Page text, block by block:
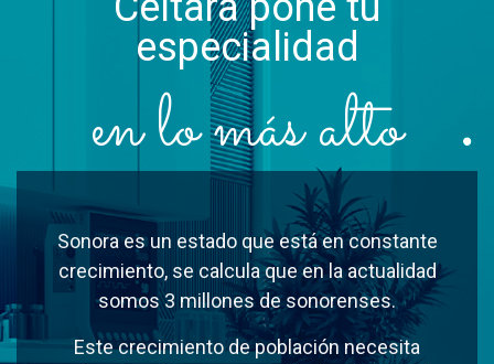
especialidad
en lo más alto
Sonora es un estado que está en constante
crecimiento, se calcula que en la actualidad
somos 3 millones de sonorenses.
Este crecimiento de población necesita